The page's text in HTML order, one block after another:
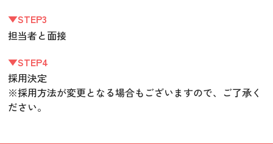
▼STEP3
担当者と面接
▼STEP4
採用決定
※採用方法が変更となる場合もございますので、ご了承く
ださい。